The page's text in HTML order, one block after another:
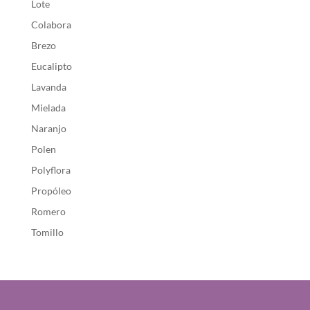
Lote
Colabora
Brezo
Eucalipto
Lavanda
Mielada
Naranjo
Polen
Polyflora
Propóleo
Romero
Tomillo